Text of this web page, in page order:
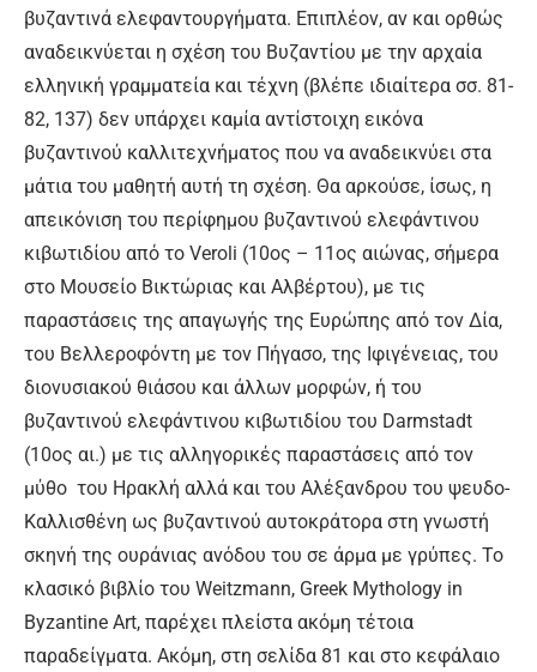
βυζαντινά ελεφαντουργήματα. Επιπλέον, αν και ορθώς
αναδεικνύεται η σχέση του Βυζαντίου με την αρχαία
ελληνική γραμματεία και τέχνη (βλέπε ιδιαίτερα σσ. 81-
82, 137) δεν υπάρχει καμία αντίστοιχη εικόνα
βυζαντινού καλλιτεχνήματος που να αναδεικνύει στα
μάτια του μαθητή αυτή τη σχέση. Θα αρκούσε, ίσως, η
απεικόνιση του περίφημου βυζαντινού ελεφάντινου
κιβωτιδίου από το Veroli (10ος – 11ος αιώνας, σήμερα
στο Μουσείο Βικτώριας και Αλβέρτου), με τις
παραστάσεις της απαγωγής της Ευρώπης από τον Δία,
του Βελλεροφόντη με τον Πήγασο, της Ιφιγένειας, του
διονυσιακού θιάσου και άλλων μορφών, ή του
βυζαντινού ελεφάντινου κιβωτιδίου του Darmstadt
(10ος αι.) με τις αλληγορικές παραστάσεις από τον
μύθο του Ηρακλή αλλά και του Αλέξανδρου του ψευδο-
Καλλισθένη ως βυζαντινού αυτοκράτορα στη γνωστή
σκηνή της ουράνιας ανόδου του σε άρμα με γρύπες. Το
κλασικό βιβλίο του Weitzmann, Greek Mythology in
Byzantine Art, παρέχει πλείστα ακόμη τέτοια
παραδείγματα. Ακόμη, στη σελίδα 81 και στο κεφάλαιο